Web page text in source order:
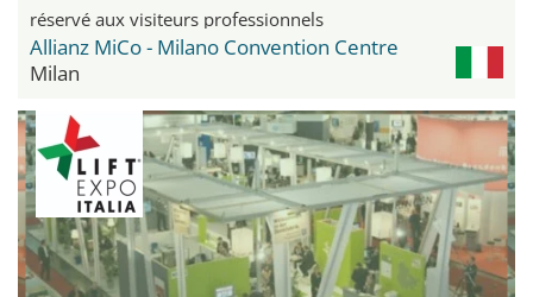
réservé aux visiteurs professionnels
Allianz MiCo - Milano Convention Centre
Milan